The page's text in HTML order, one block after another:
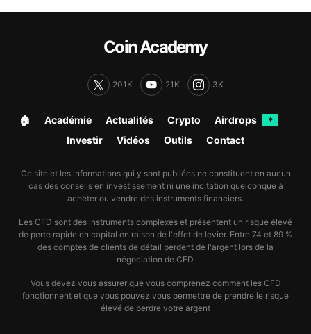
Coin Academy
201K 21K 3K
🏠︎ Académie Actualités Crypto Airdrops ✦
Investir Vidéos Outils Contact
Ce site et les informations qui y sont publiées ne constituent en aucun
cas des conseils en investissement ni une incitation quelconque à
acheter ou vendre des instruments financiers.
Les CFD sont des instruments complexes et présentent un risque élevé
de perte rapide en capital en raison de l'effet de levier. Entre 74 et 89 %
des comptes de clients de détail perdent de l'argent lors de la
négociation de CFD.
Vous devez vous assurer que vous comprenez comment les CFD
fonctionnent et que vous pouvez vous permettre de prendre le risque
élevé de perdre votre argent